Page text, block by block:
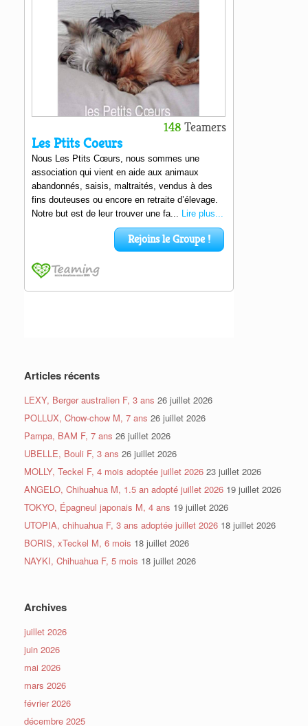
Articles récents
LEXY, Berger australien F, 3 ans 26 juillet 2026
POLLUX, Chow-chow M, 7 ans 26 juillet 2026
Pampa, BAM F, 7 ans 26 juillet 2026
UBELLE, Bouli F, 3 ans 26 juillet 2026
MOLLY, Teckel F, 4 mois adoptée juillet 2026 23 juillet 2026
ANGELO, Chihuahua M, 1.5 an adopté juillet 2026 19 juillet 2026
TOKYO, Épagneul japonais M, 4 ans 19 juillet 2026
UTOPIA, chihuahua F, 3 ans adoptée juillet 2026 18 juillet 2026
BORIS, xTeckel M, 6 mois 18 juillet 2026
NAYKI, Chihuahua F, 5 mois 18 juillet 2026
Archives
juillet 2026
juin 2026
mai 2026
mars 2026
février 2026
décembre 2025